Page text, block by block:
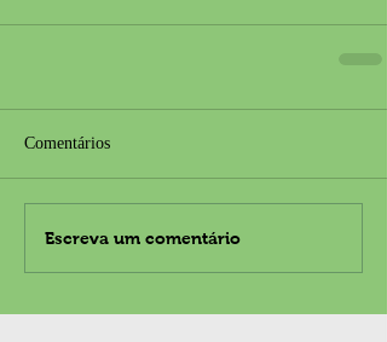
Comentários
Escreva um comentário